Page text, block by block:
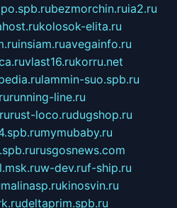
bezmorchin.ruia2.ru
kolosok-elita.ru
insiam.ruavegainfo.ru
vlast16.rukorru.net
lammin-suo.spb.ru
running-line.ru
rust-loco.rudugshop.ru
mymubaby.ru
rusgosnews.com
w-dev.ruf-ship.ru
malinasp.rukinosvin.ru
deltaprim.spb.ru